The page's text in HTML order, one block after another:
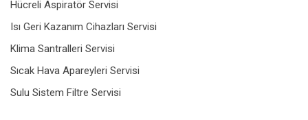
Hücreli Aspiratör Servisi
Isı Geri Kazanım Cihazları Servisi
Klima Santralleri Servisi
Sıcak Hava Apareyleri Servisi
Sulu Sistem Filtre Servisi